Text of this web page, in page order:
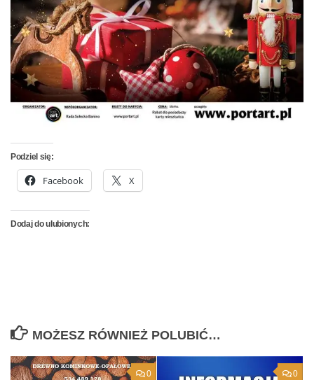
Podziel się:
Facebook X
Dodaj do ulubionych:
MOŻESZ RÓWNIEŻ POLUBIĆ…
0 0